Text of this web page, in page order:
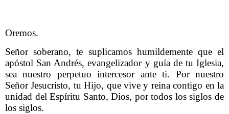
Oremos.
Señor soberano, te suplicamos humildemente que el
apóstol San Andrés, evangelizador y guía de tu Iglesia,
sea nuestro perpetuo intercesor ante ti.
Por nuestro
Señor Jesucristo, tu Hijo, que vive y reina contigo en la
unidad del Espíritu Santo, Dios, por todos los siglos de
los siglos.